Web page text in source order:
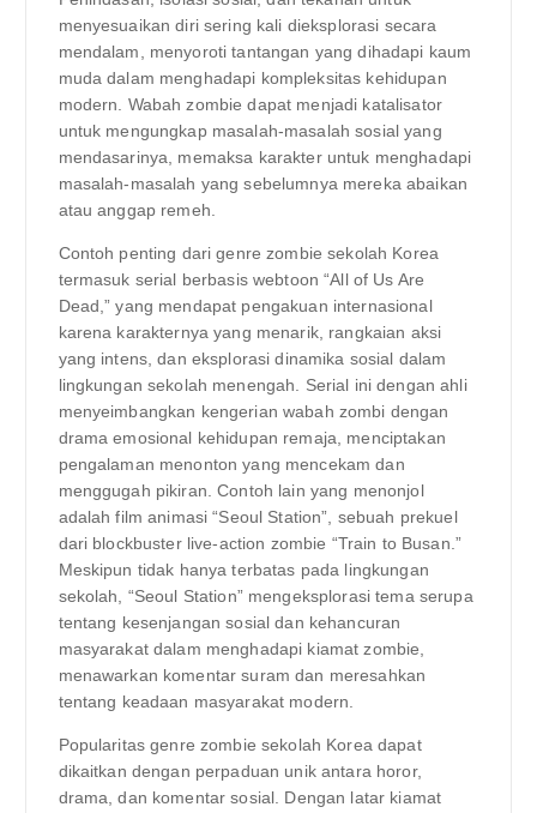
menyesuaikan diri sering kali dieksplorasi secara
mendalam, menyoroti tantangan yang dihadapi kaum
muda dalam menghadapi kompleksitas kehidupan
modern. Wabah zombie dapat menjadi katalisator
untuk mengungkap masalah-masalah sosial yang
mendasarinya, memaksa karakter untuk menghadapi
masalah-masalah yang sebelumnya mereka abaikan
atau anggap remeh.
Contoh penting dari genre zombie sekolah Korea
termasuk serial berbasis webtoon “All of Us Are
Dead,” yang mendapat pengakuan internasional
karena karakternya yang menarik, rangkaian aksi
yang intens, dan eksplorasi dinamika sosial dalam
lingkungan sekolah menengah. Serial ini dengan ahli
menyeimbangkan kengerian wabah zombi dengan
drama emosional kehidupan remaja, menciptakan
pengalaman menonton yang mencekam dan
menggugah pikiran. Contoh lain yang menonjol
adalah film animasi “Seoul Station”, sebuah prekuel
dari blockbuster live-action zombie “Train to Busan.”
Meskipun tidak hanya terbatas pada lingkungan
sekolah, “Seoul Station” mengeksplorasi tema serupa
tentang kesenjangan sosial dan kehancuran
masyarakat dalam menghadapi kiamat zombie,
menawarkan komentar suram dan meresahkan
tentang keadaan masyarakat modern.
Popularitas genre zombie sekolah Korea dapat
dikaitkan dengan perpaduan unik antara horor,
drama, dan komentar sosial. Dengan latar kiamat